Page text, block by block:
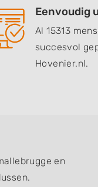
Eenvoudig
Al 15313
succesvol
Hovenier.nl.
en